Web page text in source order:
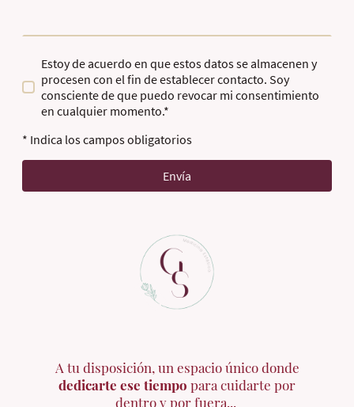
Estoy de acuerdo en que estos datos se almacenen y
procesen con el fin de establecer contacto. Soy
consciente de que puedo revocar mi consentimiento
en cualquier momento.*
* Indica los campos obligatorios
Envía
A tu disposición, un espacio único donde
dedicarte ese tiempo para cuidarte por
dentro y por fuera...